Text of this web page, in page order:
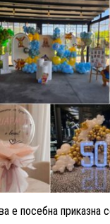
е посебна приказна